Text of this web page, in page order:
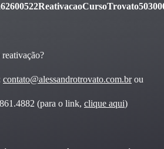
contato@alessandrotrovato.com.brou
(para o link, clique aqui)